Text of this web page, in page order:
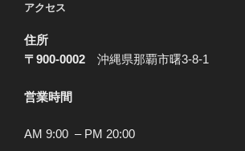
アクセス
住所
〒900-0002 沖縄県那覇市曙3-8-1
営業時間
AM 9:00 – PM 20:00